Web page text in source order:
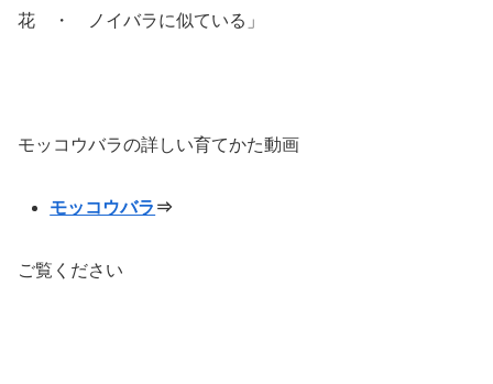
花 ・ ノイバラに似ている」
モッコウバラの詳しい育てかた動画
モッコウバラ ⇒
ご覧ください